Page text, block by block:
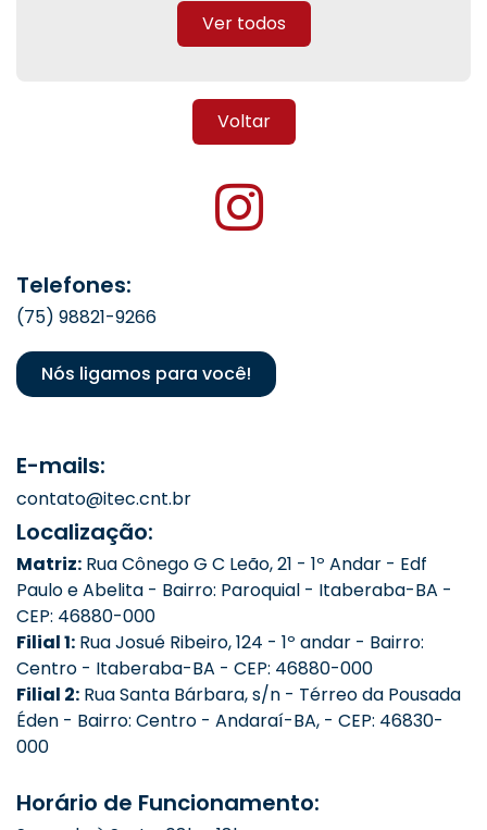
Ver todos
Voltar
Telefones:
(75) 98821-9266
Nós ligamos para você!
E-mails:
contato@itec.cnt.br
Localização:
Matriz: Rua Cônego G C Leão, 21 - 1º Andar - Edf
Paulo e Abelita - Bairro: Paroquial - Itaberaba-BA -
CEP: 46880-000
Filial 1: Rua Josué Ribeiro, 124 - 1º andar - Bairro:
Centro - Itaberaba-BA - CEP: 46880-000
Filial 2: Rua Santa Bárbara, s/n - Térreo da Pousada
Éden - Bairro: Centro - Andaraí-BA, - CEP: 46830-
000
Horário de Funcionamento: